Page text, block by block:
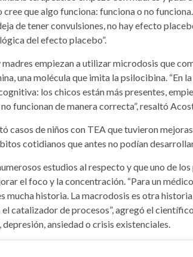
que algo funciona: funciona o no
de tener convulsiones, no hay efecto
del efecto placebo”.
empiezan a utilizar microdosis que
una molécula que imita la psilocibina. “En
los chicos están más presentes,
funcionan de manera correcta”, resaltó
casos de niños con TEA que tuvieron
cotidianos que antes no podían
estudios al respecto y que uno de
el foco y la concentración. “Para un
mucha historia. La macrodosis es otra
catalizador de procesos”, agregó el
depresión, ansiedad o crisis existenciales.